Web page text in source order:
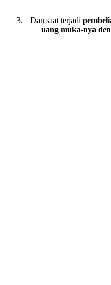
Dan saat terjadi
uang muka-nya